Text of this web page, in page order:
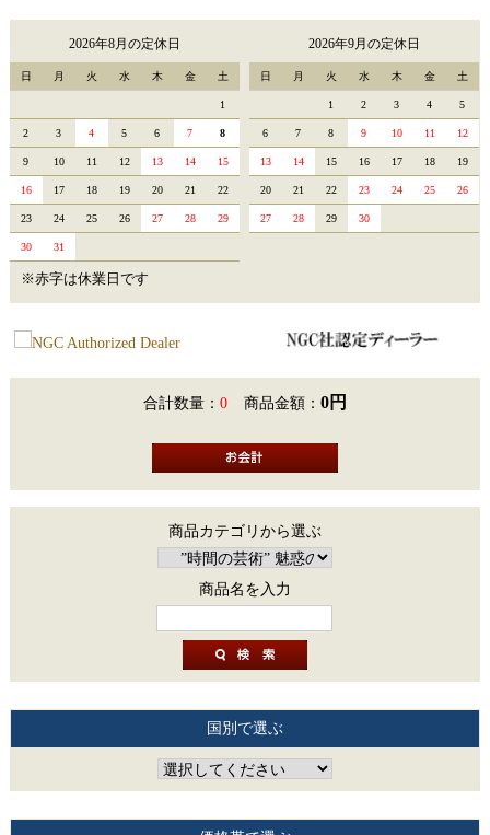
2026年8月の定休日
日 月 火 水 木 金 土
1
2 3 4 5 6 7 8
9 10 11 12 13 14 15
16 17 18 19 20 21 22
23 24 25 26 27 28 29
30 31
2026年9月の定休日
日 月 火 水 木 金 土
1 2 3 4 5
6 7 8 9 10 11 12
13 14 15 16 17 18 19
20 21 22 23 24 25 26
27 28 29 30
※赤字は休業日です
合計数量： 0 商品金額： 0円
商品カテゴリから選ぶ
商品名を入力
国別で選ぶ